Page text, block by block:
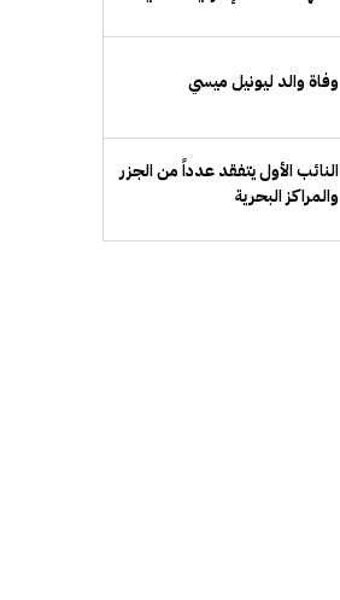
الملاحة البحرية
وفاة والد ليونيل ميسي
النائب الأول يتفقد عدداً من الجزر
والمراكز البحرية